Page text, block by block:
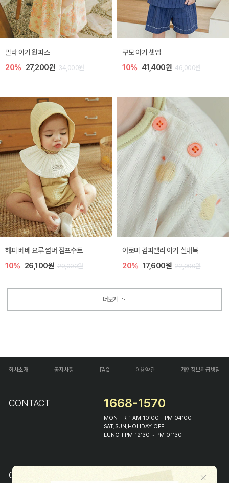
밀라 아기 원피스
20% 27,200원 34,000원
쿠모 아기 셋업
10% 41,400원 46,000원
해피 베베 요루 썸머 점프수트
10% 26,100원 29,000원
아로미 컴피벨리 아기 실내복
20% 17,600원 22,000원
더보기
회사소개 공지사항 FAQ 이용약관 개인정보취급방침
CONTACT 1668-1570
MON-FRI : AM 10:00 - PM 04:00
SAT,SUN,HOLIDAY OFF
LUNCH PM 12:30 ~ PM 01:30
COMPANY INFO